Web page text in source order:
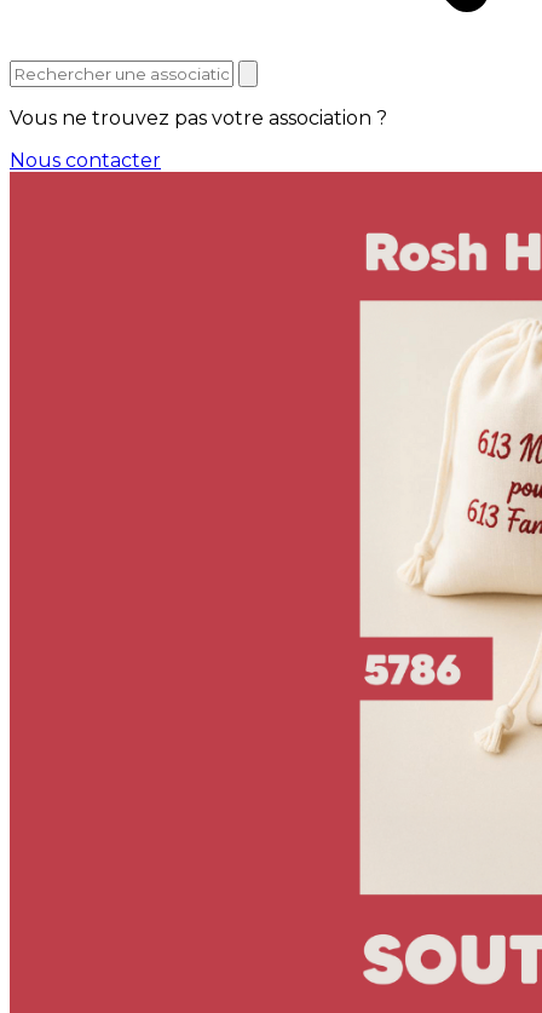
Vous ne trouvez pas votre association ?
Nous contacter